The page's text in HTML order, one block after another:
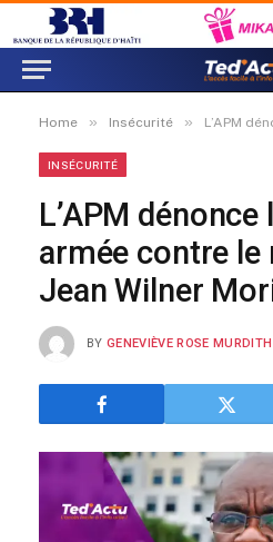
Home » Insécurité » L’APM dénonce
INSÉCURITÉ
L’APM dénonce
armée contre
Jean Wilner
BY GENEVIÈVE ROSE